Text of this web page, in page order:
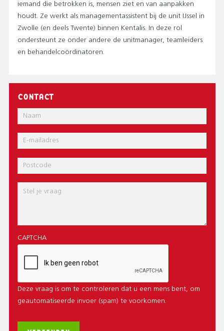
iemand die betrokken is, mensen ziet en van aanpakken
houdt. Ze werkt als managementassistent bij de unit IJssel in
Zwolle (en deels Twente) binnen Kentalis. In deze rol
ondersteunt ze onder andere de unitmanager, teamleiders
en behandelcoördinatoren.
CONTACT
Naam
E-
mail
Postcode
Bericht
CAPTCHA
Deze vraag is om te controleren dat u een mens bent, om
geautomatiseerde invoer (spam) te voorkomen.